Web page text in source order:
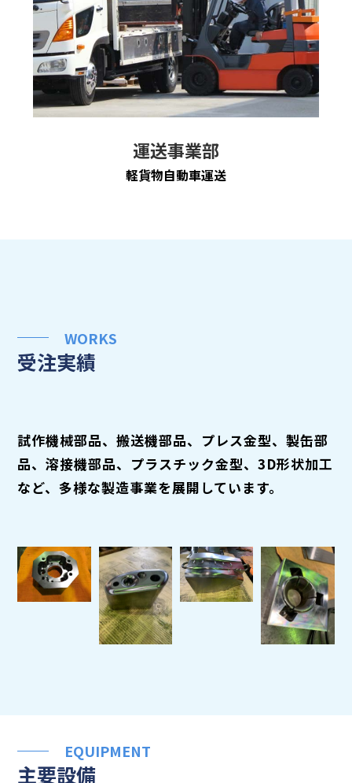
運送事業部
軽貨物自動車運送
WORKS
受注実績
試作機械部品、搬送機部品、プレス金型、製缶部
品、溶接機部品、プラスチック金型、3D形状加工
など、多様な製造事業を展開しています。
EQUIPMENT
主要設備